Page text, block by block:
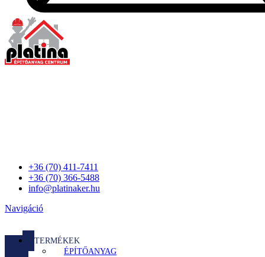
+36 (70) 411-7411
+36 (70) 366-5488
info@platinaker.hu
Navigáció
TERMÉKEK
ÉPÍTŐANYAG